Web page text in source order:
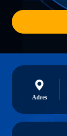
Adres